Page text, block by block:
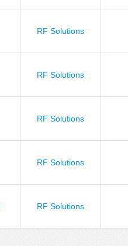
RF Solutions
RF Solutions
RF Solutions
RF Solutions
RF Solutions